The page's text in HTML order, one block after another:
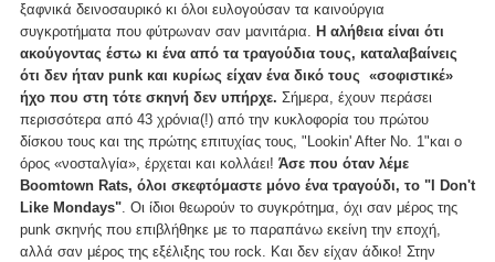
ξαφνικά δεινοσαυρικό κι όλοι ευλογούσαν τα καινούργια
συγκροτήματα που φύτρωναν σαν μανιτάρια. Η αλήθεια είναι ότι
ακούγοντας έστω κι ένα από τα τραγούδια τους, καταλαβαίνεις
ότι δεν ήταν punk και κυρίως είχαν ένα δικό τους «σοφιστικέ»
ήχο που στη τότε σκηνή δεν υπήρχε. Σήμερα, έχουν περάσει
περισσότερα από 43 χρόνια(!) από την κυκλοφορία του πρώτου
δίσκου τους και της πρώτης επιτυχίας τους, "Lookin' After No. 1"και ο
όρος «νοσταλγία», έρχεται και κολλάει! Άσε που όταν λέμε
Boomtown Rats, όλοι σκεφτόμαστε μόνο ένα τραγούδι, το "I Don't
Like Mondays". Οι ίδιοι θεωρούν το συγκρότημα, όχι σαν μέρος της
punk σκηνής που επιβλήθηκε με το παραπάνω εκείνη την εποχή,
αλλά σαν μέρος της εξέλιξης του rock. Και δεν είχαν άδικο! Στην